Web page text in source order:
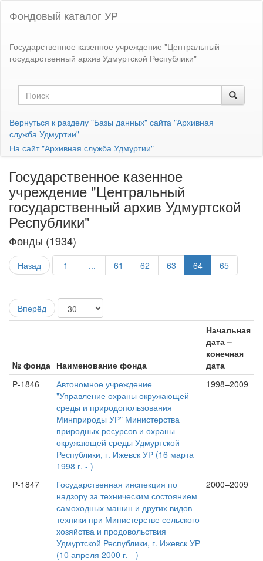
Фондовый каталог УР
Государственное казенное учреждение "Центральный
государственный архив Удмуртской Республики"
Вернуться к разделу "Базы данных" сайта "Архивная
служба Удмуртии"
На сайт "Архивная служба Удмуртии"
Государственное казенное
учреждение "Центральный
государственный архив Удмуртской
Республики"
Фонды (1934)
Назад 1 ... 61 62 63 64 65
Вперёд
№ фонда Наименование фонда
Начальная
дата –
конечная
дата
Р-1846
Автономное учреждение
"Управление охраны окружающей
среды и природопользования
Минприроды УР" Министерства
природных ресурсов и охраны
окружающей среды Удмуртской
Республики, г. Ижевск УР (16 марта
1998 г. - )
1998–2009
Р-1847
Государственная инспекция по
надзору за техническим состоянием
самоходных машин и других видов
техники при Министерстве сельского
хозяйства и продовольствия
Удмуртской Республики, г. Ижевск УР
(10 апреля 2000 г. - )
2000–2009